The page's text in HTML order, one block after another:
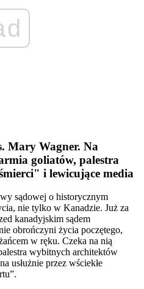
Mary Wagner. Na
goliatów, palestra
i lewicujące media
sądowej o historycznym
nie tylko w Kanadzie. Już za
kanadyjskim sądem
obrończyni życia poczętego,
w ręku. Czeka na nią
wybitnych architektów
usłużnie przez wściekłe